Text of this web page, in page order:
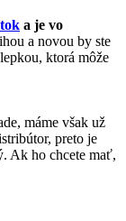
a je vo
a novou by ste
ktorá môže
máme však už
preto je
Ak ho chcete mať,